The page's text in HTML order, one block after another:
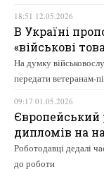
18:51 12.05.2026
В Україні
«військові
На думку
передати ветеранам-
09:17 01.05.2026
Європейський
дипломів на
Роботодавці дедалі
до роботи